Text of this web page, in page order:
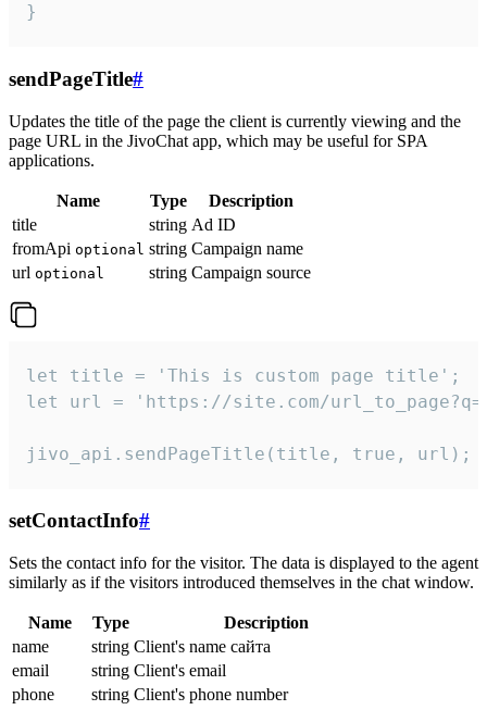
}
sendPageTitle#
Updates the title of the page the client is currently viewing and the
page URL in the JivoChat app, which may be useful for SPA
applications.
Name Type
Description
title
string Ad ID
fromApi optional string Campaign name
url optional string Campaign source
let title = 'This is custom page title';
let url = 'https://site.com/
jivo_api.sendPageTitle(title, true, url);
setContactInfo#
Sets the contact info for the visitor. The data is displayed to the agent
similarly as if the visitors introduced themselves in the chat window.
Name Type
Description
name
string Client's name сайта
email
string Client's email
phone
string Client's phone number